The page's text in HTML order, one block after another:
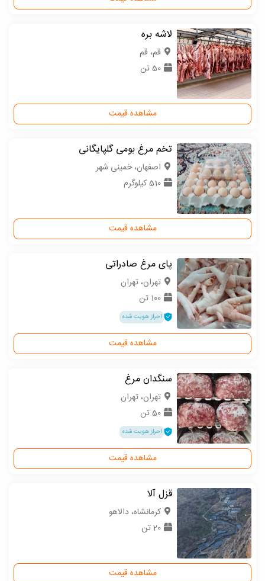
لاشه بره
قم، قم
50 تن
مشاهده قیمت
تخم مرغ بومی گلپایگانی
اصفهان، خمینی شهر
510 کیلوگرم
مشاهده قیمت
پای مرغ صادراتی
تهران، تهران
100 تن
احراز هویت شده
مشاهده قیمت
سنگدان مرغ
تهران، تهران
50 تن
احراز هویت شده
مشاهده قیمت
قزل آلا
كرمانشاه، دالاهو
20 تن
مشاهده قیمت